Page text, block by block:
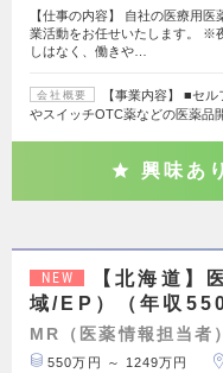
【仕事の内容】 自社の医療用
業活動をお任せいたします。 ※
しはなく、働きや…
会社概要
【事業内容】 ■セ
やスイッチOTC薬などの医薬品
興味あり
NEW
【北海道】
域/EP）（年収
MR（医薬情報担当者
550万円 ～ 1249万円